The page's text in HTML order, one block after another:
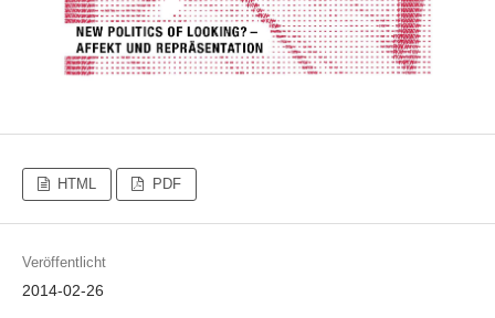
HTML PDF
Veröffentlicht
2014-02-26